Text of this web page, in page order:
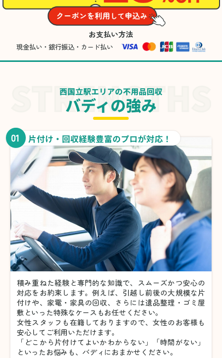
お支払い方法
現金払い・銀行振込・カード払い
西国立駅エリアの不用品回収
バディの強み
01 片付け・回収経験豊富のプロが対応！
積み重ねた経験と専門的な知識で、スムーズかつ安心の
対応をお約束します。例えば、引越し前後の大規模な片
付けや、家電・家具の回収、さらには遺品整理・ゴミ屋
敷といった特殊なケースもお任せください。
女性スタッフも在籍しておりますので、女性のお客様も
安心してご利用いただけます。
「どこから片付けてよいかわからない」「時間がない」
といったお悩みも、バディにおまかせください。